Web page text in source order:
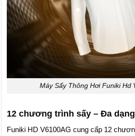
Máy Sấy Thông Hơi Funiki Hd
12 chương trình sấy – Đa
Funiki HD V6100AG cung cấp 12